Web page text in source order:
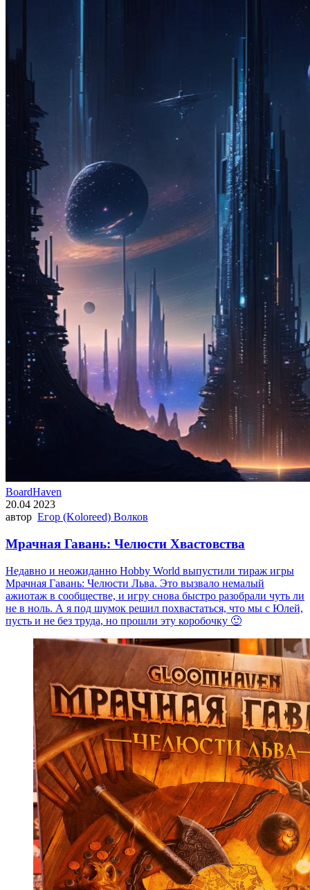
BoardHaven
20.04 2023
автор Егор (Koloreed) Волков
Мрачная Гавань: Челюсти Хвастовства
Недавно и неожиданно Hobby World выпустили тираж игры
Мрачная Гавань: Челюсти Льва. Это вызвало немалый
ажиотаж в сообществе, и игру снова быстро разобрали чуть ли
не в ноль. А я под шумок решил похвастаться, что мы с Юлей,
пусть и не без труда, но прошли эту коробочку 🙂